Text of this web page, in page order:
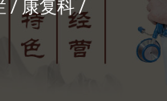
康复科